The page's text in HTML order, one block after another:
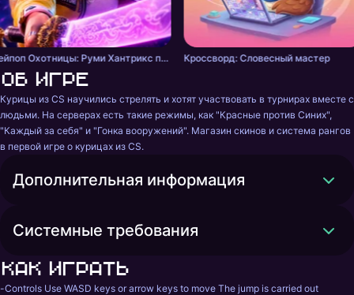
Кейпоп Охотницы: Руми Хантрикс против Демонов Кроссворд: Словесный мастер
Об игре
Курицы из CS научились стрелять и хотят участвовать в турнирах вместе с
людьми. На серверах есть такие режимы, как "Красные против Синих",
"Каждый за себя" и "Гонка вооружений". Магазин скинов и система рангов
в первой игре о курицах из CS.
Дополнительная информация
Системные требования
Как играть
-Controls Use WASD keys or arrow keys to move The jump is carried out